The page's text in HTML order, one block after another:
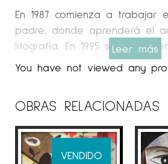
En 1987 comienza a trabajar
padre, donde aprenderá el
litografía. En 1995 se instaló
Espai Cavallers Gallery
En 1988 realizó su primera
y editó la primera colección
Didier Lourenço compartió su
sobre tela y papel en una
Leer más
You have not viewed any
OBRAS RELACIONADAS
VENDIDO